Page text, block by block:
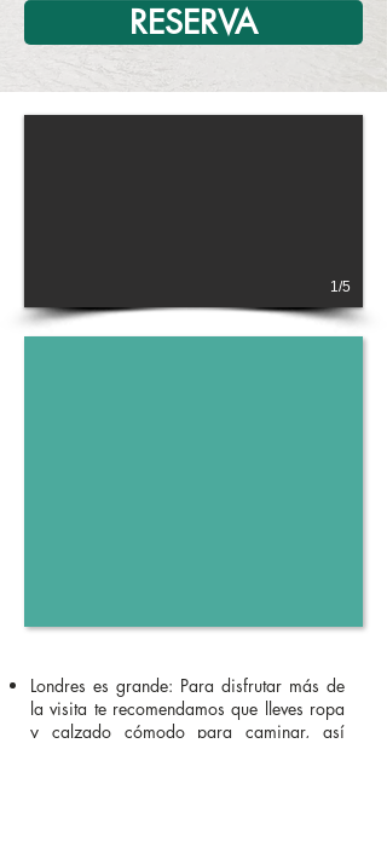
RESERVA
1/5
Londres es grande: Para disfrutar más de
la visita te recomendamos que lleves ropa
y calzado cómodo para caminar, así